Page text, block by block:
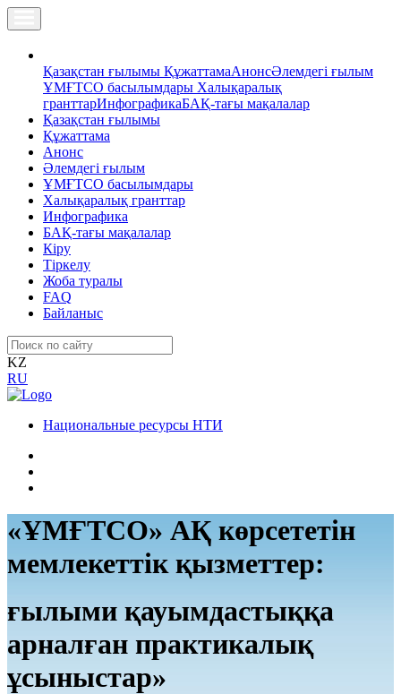
Қазақстан ғылымы ҚұжаттамаАнонсӘлемдегі ғылым
ҰМҒТСО басылымдары Халықаралық
гранттарИнфографикаБАҚ-тағы мақалалар
Қазақстан ғылымы
Құжаттама
Анонс
Әлемдегі ғылым
ҰМҒТСО басылымдары
Халықаралық гранттар
Инфографика
БАҚ-тағы мақалалар
Кіру
Тіркелу
Жоба туралы
FAQ
Байланыс
KZ
RU
Национальные ресурсы НТИ
«ҰМҒТСО» АҚ көрсететін
мемлекеттік қызметтер:
ғылыми қауымдастыққа
арналған практикалық
ұсыныстар»